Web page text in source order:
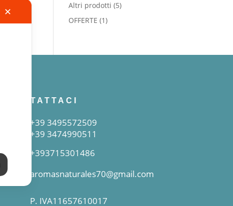
Altri prodotti 55
OFFERTE 11
CONTATTACI
+39 3495572509
+39 3474990511
+393715301486
aromasnaturales70@gmail.com
P. IVA11657610017
✕